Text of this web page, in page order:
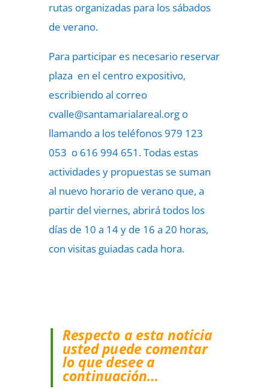
rutas organizadas para los sábados
de verano.
Para participar es necesario reservar
plaza en el centro expositivo,
escribiendo al correo
cvalle@santamarialareal.org o
llamando a los teléfonos 979 123
053 o 616 994 651. Todas estas
actividades y propuestas se suman
al nuevo horario de verano que, a
partir del viernes, abrirá todos los
días de 10 a 14 y de 16 a 20 horas,
con visitas guiadas cada hora.
Respecto a esta noticia
usted puede comentar
lo que desee a
continuación…